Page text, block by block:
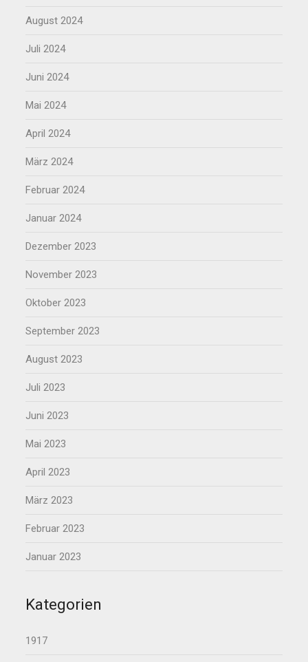
August 2024
Juli 2024
Juni 2024
Mai 2024
April 2024
März 2024
Februar 2024
Januar 2024
Dezember 2023
November 2023
Oktober 2023
September 2023
August 2023
Juli 2023
Juni 2023
Mai 2023
April 2023
März 2023
Februar 2023
Januar 2023
Kategorien
1917